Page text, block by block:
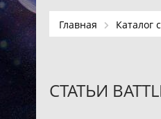
Главная Каталог
СТАТЬИ